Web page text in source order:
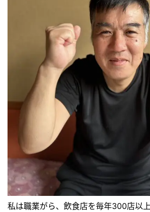
私は職業がら、飲食店を毎年300店以上